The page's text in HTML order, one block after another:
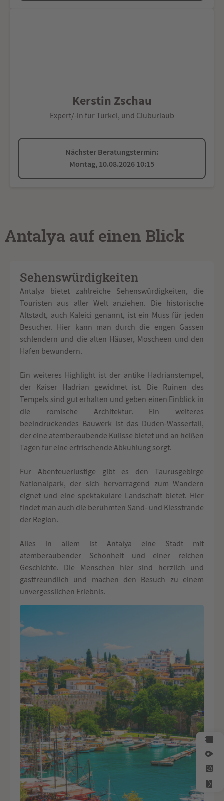
Kerstin Zschau
Expert/-in für Türkei, und Cluburlaub
Nächster Beratungstermin:
Montag, 10.08.2026 10:15
Antalya auf einen Blick
Sehenswürdigkeiten
Antalya bietet zahlreiche Sehenswürdigkeiten, die
Touristen aus aller Welt anziehen. Die historische
Altstadt, auch Kaleici genannt, ist ein Muss für jeden
Besucher. Hier kann man durch die engen Gassen
schlendern und die alten Häuser, Moscheen und den
Hafen bewundern.
Ein weiteres Highlight ist der antike Hadrianstempel,
der Kaiser Hadrian gewidmet ist. Die Ruinen des
Tempels sind gut erhalten und geben einen Einblick in
die römische Architektur. Ein weiteres
beeindruckendes Bauwerk ist das Düden-Wasserfall,
der eine atemberaubende Kulisse bietet und an heißen
Tagen für eine erfrischende Abkühlung sorgt.
Für Abenteuerlustige gibt es den Taurusgebirge
Nationalpark, der sich hervorragend zum Wandern
eignet und eine spektakuläre Landschaft bietet. Hier
findet man auch die berühmten Sand- und Kiesstrände
der Region.
Alles in allem ist Antalya eine Stadt mit
atemberaubender Schönheit und einer reichen
Geschichte. Die Menschen hier sind herzlich und
gastfreundlich und machen den Besuch zu einem
unvergesslichen Erlebnis.